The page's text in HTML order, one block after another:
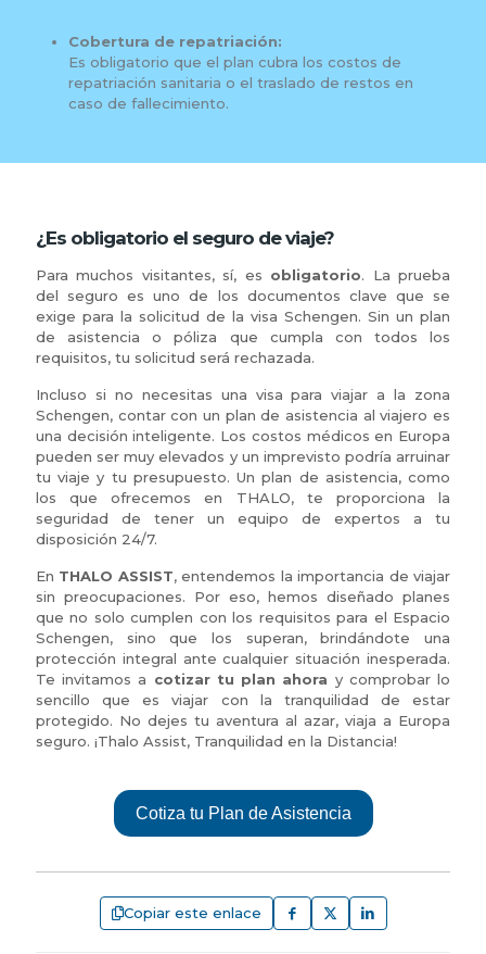
Cobertura de repatriación:
Es obligatorio que el plan cubra los costos de
repatriación sanitaria o el traslado de restos en
caso de fallecimiento.
¿Es obligatorio el seguro de viaje?
Para muchos visitantes, sí, es obligatorio. La prueba
del seguro es uno de los documentos clave que se
exige para la solicitud de la visa Schengen. Sin un plan
de asistencia o póliza que cumpla con todos los
requisitos, tu solicitud será rechazada.
Incluso si no necesitas una visa para viajar a la zona
Schengen, contar con un plan de asistencia al viajero es
una decisión inteligente. Los costos médicos en Europa
pueden ser muy elevados y un imprevisto podría arruinar
tu viaje y tu presupuesto. Un plan de asistencia, como
los que ofrecemos en THALO, te proporciona la
seguridad de tener un equipo de expertos a tu
disposición 24/7.
En THALO ASSIST, entendemos la importancia de viajar
sin preocupaciones. Por eso, hemos diseñado planes
que no solo cumplen con los requisitos para el Espacio
Schengen, sino que los superan, brindándote una
protección integral ante cualquier situación inesperada.
Te invitamos a cotizar tu plan ahora y comprobar lo
sencillo que es viajar con la tranquilidad de estar
protegido. No dejes tu aventura al azar, viaja a Europa
seguro. ¡Thalo Assist, Tranquilidad en la Distancia!
Cotiza tu Plan de Asistencia
Copiar este enlace